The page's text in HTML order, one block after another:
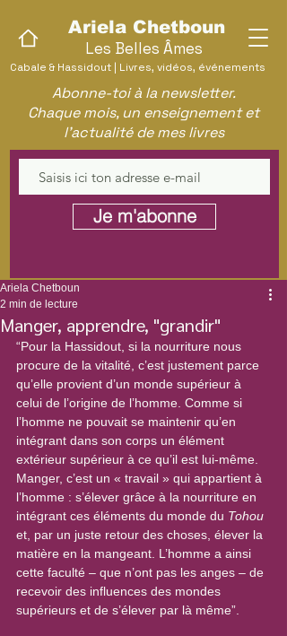
Cabale & Hassidout | Livres, vidéos, événements
Ariela Chetboun
Les Belles Âmes
Abonne-toi à la newsletter.
Chaque mois, un enseignement et
l'actualité de mes livres
Je m'abonne
Manger, apprendre, "grandir"
Ariela Chetboun
2 min de lecture
“Pour la Hassidout, si la nourriture nous
procure de la vitalité, c’est justement parce
qu’elle provient d’un monde supérieur à
celui de l’origine de l’homme. Comme si
l’homme ne pouvait se maintenir qu’en
intégrant dans son corps un élément
extérieur supérieur à ce qu’il est lui-même.
Manger, c’est un « travail » qui appartient à
l’homme : s’élever grâce à la nourriture en
intégrant ces éléments du monde du Tohou
et, par un juste retour des choses, élever la
matière en la mangeant. L’homme a ainsi
cette faculté – que n’ont pas les anges – de
recevoir des influences des mondes
supérieurs et de s’élever par là même”.